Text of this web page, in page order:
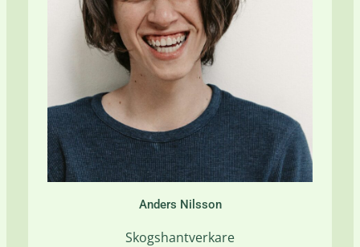
Anders Nilsson
Skogshantverkare